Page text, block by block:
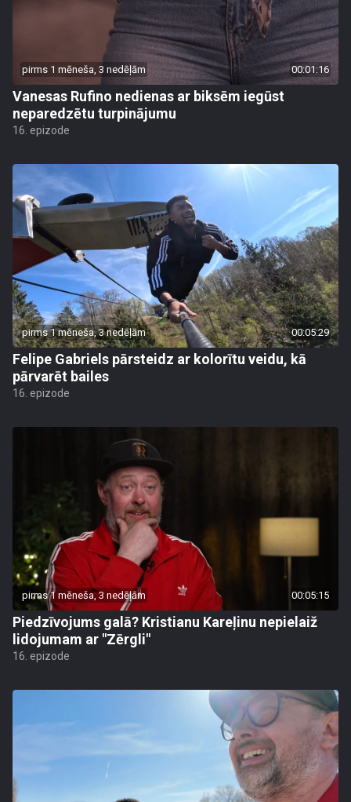
pirms 1 mēneša, 3 nedēļām 00:01:16
Vanesas Rufino nedienas ar biksēm iegūst
neparedzētu turpinājumu
16. epizode
pirms 1 mēneša, 3 nedēļām 00:05:29
Felipe Gabriels pārsteidz ar kolorītu veidu, kā
pārvarēt bailes
16. epizode
pirms 1 mēneša, 3 nedēļām 00:05:15
Piedzīvojums galā? Kristianu Kareļinu nepielaiž
lidojumam ar "Zērgli"
16. epizode